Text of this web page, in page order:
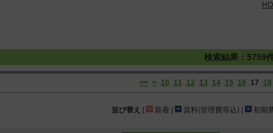
検索結果：5759
<< < 10 11 12 13 14 15 16 17 18
並び替え [ 新着 | 賃料(管理費等込) | 初期